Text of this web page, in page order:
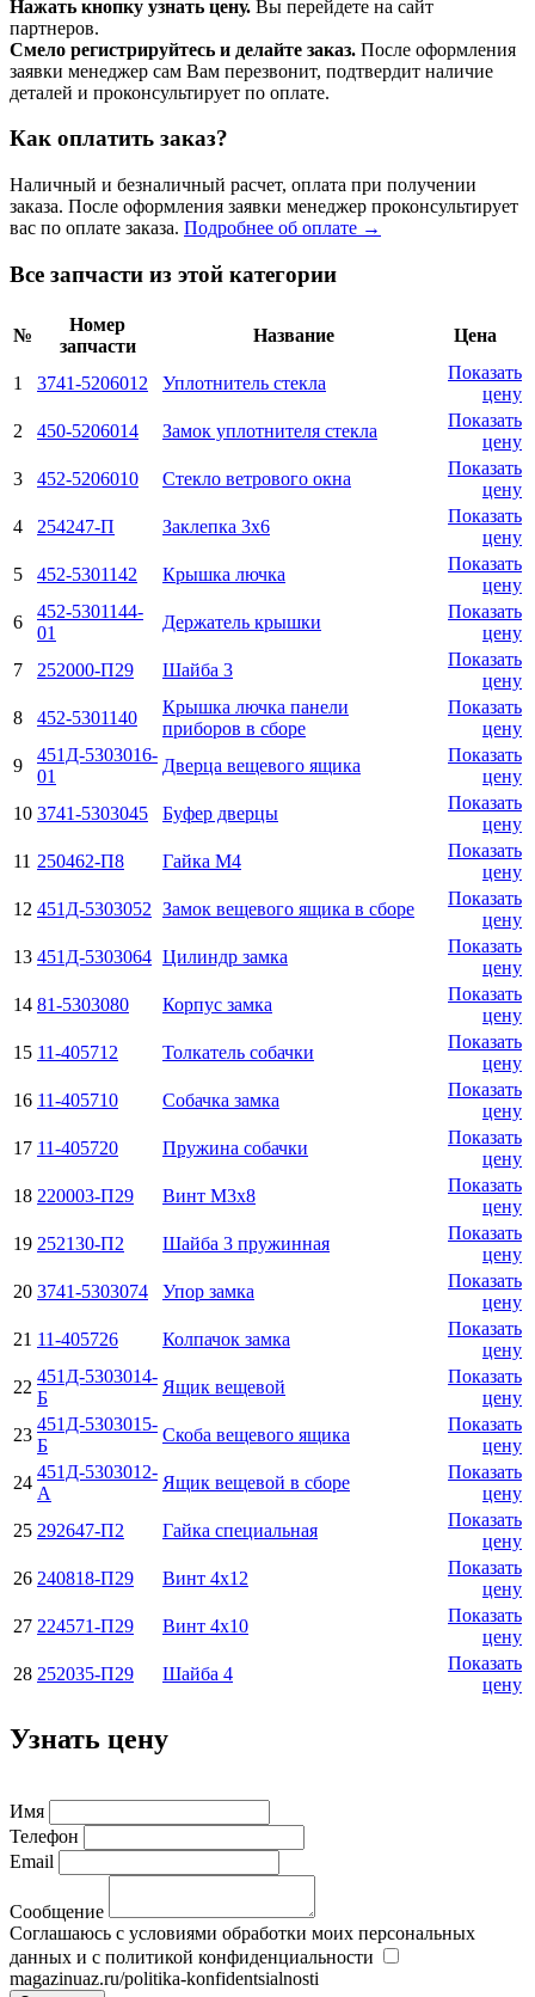
Нажать кнопку узнать цену. Вы перейдете на сайт
партнеров.
Смело регистрируйтесь и делайте заказ. После оформления
заявки менеджер сам Вам перезвонит, подтвердит наличие
деталей и проконсультирует по оплате.
Как оплатить заказ?
Наличный и безналичный расчет, оплата при получении
заказа. После оформления заявки менеджер проконсультирует
вас по оплате заказа. Подробнее об оплате →
Все запчасти из этой категории
№
Номер
запчасти
Название Цена
1 3741-5206012 Уплотнитель стекла
Показать
цену
2
450-5206014 Замок уплотнителя стекла
Показать
цену
3
452-5206010 Стекло ветрового окна
Показать
цену
4
254247-П Заклепка 3x6
Показать
цену
5
452-5301142 Крышка лючка
Показать
цену
6
452-5301144-
01
Держатель крышки
Показать
цену
7
252000-П29 Шайба 3
Показать
цену
8
452-5301140
Крышка лючка панели
приборов в сборе
Показать
цену
9
451Д-5303016-
01
Дверца вещевого ящика
Показать
цену
10 3741-5303045 Буфер дверцы
Показать
цену
11 250462-П8 Гайка М4
Показать
цену
12 451Д-5303052 Замок вещевого ящика в сборе
Показать
цену
13 451Д-5303064 Цилиндр замка
Показать
цену
14 81-5303080 Корпус замка
Показать
цену
15 11-405712 Толкатель собачки
Показать
цену
16 11-405710 Собачка замка
Показать
цену
17 11-405720 Пружина собачки
Показать
цену
18 220003-П29 Винт М3х8
Показать
цену
19 252130-П2 Шайба 3 пружинная
Показать
цену
20 3741-5303074 Упор замка
Показать
цену
21 11-405726 Колпачок замка
Показать
цену
22
451Д-5303014-
Б
Ящик вещевой
Показать
цену
23
451Д-5303015-
Б
Скоба вещевого ящика
Показать
цену
24
451Д-5303012-
А
Ящик вещевой в сборе
Показать
цену
25 292647-П2 Гайка специальная
Показать
цену
26 240818-П29 Винт 4х12
Показать
цену
27 224571-П29 Винт 4х10
Показать
цену
28 252035-П29 Шайба 4
Показать
цену
Узнать цену
Имя
Телефон
Email
Сообщение
Соглашаюсь с условиями обработки моих персональных
данных и с политикой конфиденциальности
magazinuaz.ru/politika-konfidentsialnosti